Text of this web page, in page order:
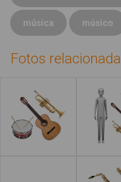
música músico
Fotos